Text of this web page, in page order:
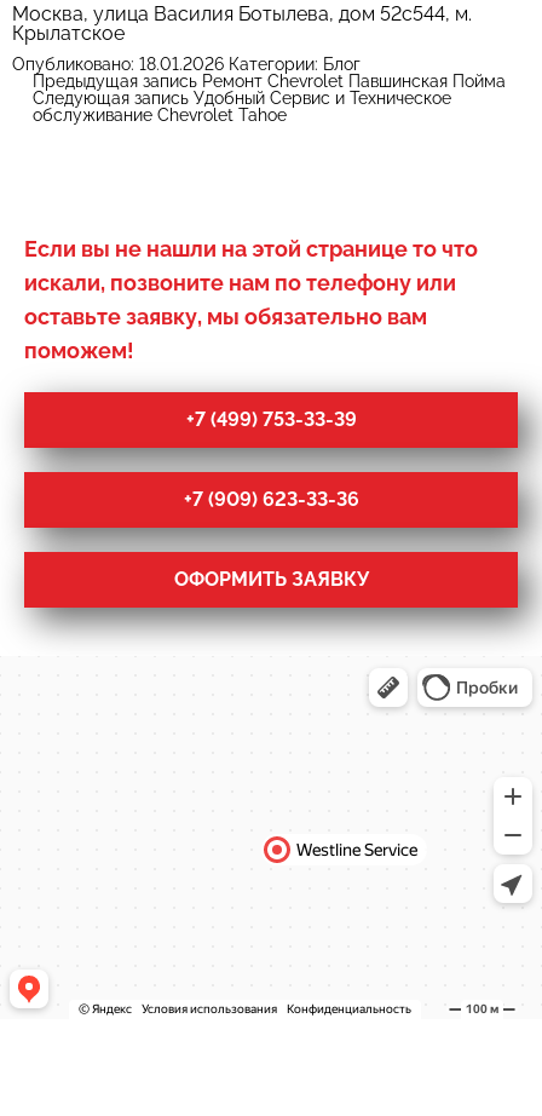
Москва, улица Василия Ботылева, дом 52с544, м.
Крылатское
Опубликовано: 18.01.2026 Категории: Блог
Предыдущая запись Ремонт Chevrolet Павшинская Пойма
Следующая запись Удобный Сервис и Техническое
обслуживание Chevrolet Tahoe
Если вы не нашли на этой странице то что
искали, позвоните нам по телефону или
оставьте заявку, мы обязательно вам
поможем!
+7 (499) 753-33-39
+7 (909) 623-33-36
ОФОРМИТЬ ЗАЯВКУ